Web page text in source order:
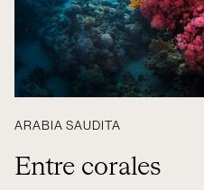
ARABIA SAUDITA
Entre corales